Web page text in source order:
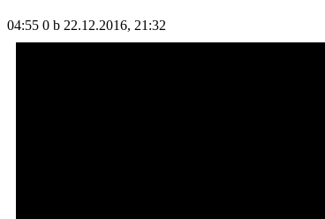
04:55 0 b 22.12.2016, 21:32